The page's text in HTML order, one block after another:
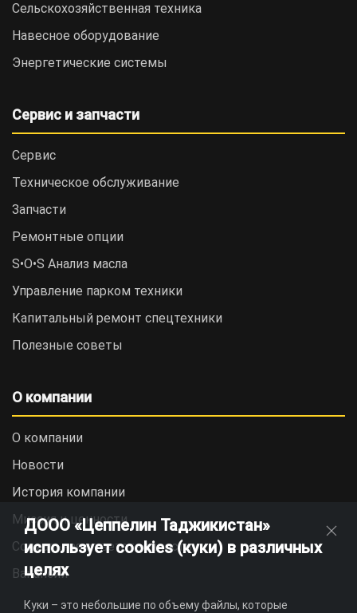
Сельскохозяйственная техника
Навесное оборудование
Энергетические системы
Сервис и запчасти
Сервис
Техническое обслуживание
Запчасти
Ремонтные опции
S•O•S Анализ масла
Управление парком техники
Капитальный ремонт спецтехники
Полезные советы
О компании
О компании
Новости
История компании
Миссия и ценности
Социальная ответственность
Вакансии
ДООО «Цеппелин Таджикистан»
использует cookies (куки) в различных
целях
Куки – это небольшие по объему файлы, которые